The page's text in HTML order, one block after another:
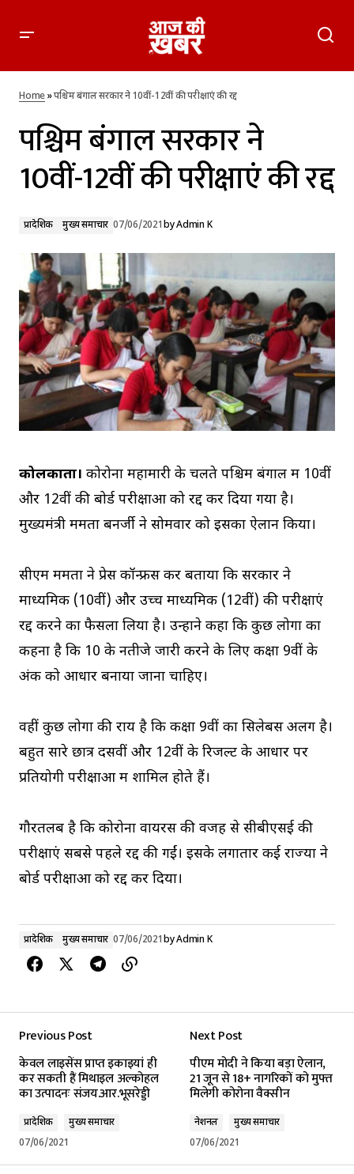
पश्चिम बंगाल सरकार ने 10वीं-12वीं की परीक्षाएं की रद्द
Home»पश्चिम बंगाल सरकार ने 10वीं-12वीं की परीक्षाएं की रद्द
पश्चिम बंगाल सरकार ने
10वीं-12वीं की परीक्षाएं की रद्द
प्रादेशिक मुख्य समाचार 07/06/2021byAdmin K
कोलकाता। कोरोना महामारी के चलते पश्चिम बंगाल में 10वीं
और 12वीं की बोर्ड परीक्षाओं को रद्द कर दिया गया है।
मुख्यमंत्री ममता बनर्जी ने सोमवार को इसका ऐलान किया।
सीएम ममता ने प्रेस कॉन्फ्रेंस कर बताया कि सरकार ने
माध्यमिक (10वीं) और उच्च माध्यमिक (12वीं) की परीक्षाएं
रद्द करने का फैसला लिया है। उन्होंने कहा कि कुछ लोगों का
कहना है कि 10 के नतीजे जारी करने के लिए कक्षा 9वीं के
अंक को आधार बनाया जाना चाहिए।
वहीं कुछ लोगों की राय है कि कक्षा 9वीं का सिलेबस अलग है।
बहुत सारे छात्र दसवीं और 12वीं के रिजल्ट के आधार पर
प्रतियोगी परीक्षाओं में शामिल होते हैं।
गौरतलब है कि कोरोना वायरस की वजह से सीबीएसई की
परीक्षाएं सबसे पहले रद्द की गईं। इसके लगातार कई राज्यों ने
बोर्ड परीक्षाओं को रद्द कर दिया।
प्रादेशिक मुख्य समाचार 07/06/2021byAdmin K
Previous Post
केवल लाइसेंस प्राप्त इकाइयां ही
कर सकती हैं मिथाइल अल्कोहल
का उत्पादनः संजय.आर.भूसरेड्डी
प्रादेशिक
मुख्य समाचार
07/06/2021
Next Post
पीएम मोदी ने किया बड़ा ऐलान,
21 जून से 18+ नागरिकों को मुफ्त
मिलेगी कोरोना वैक्सीन
नेशनल
मुख्य समाचार
07/06/2021